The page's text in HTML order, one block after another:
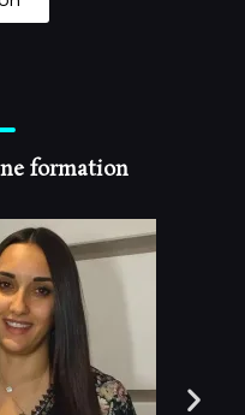
formation